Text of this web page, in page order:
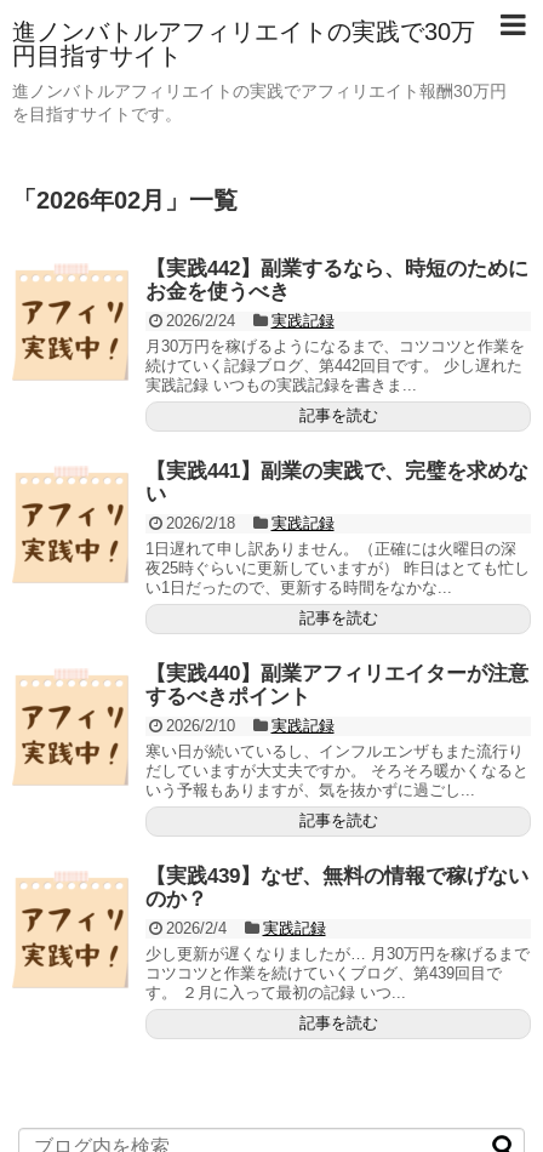
進ノンバトルアフィリエイトの実践で30万
円目指すサイト
進ノンバトルアフィリエイトの実践でアフィリエイト報酬30万円
を目指すサイトです。
「 2026年02月 」 一覧
【実践442】副業するなら、時短のために
お金を使うべき
2026/2/24
実践記録
月30万円を稼げるようになるまで、コツコツと作業を
続けていく記録ブログ、第442回目です。 少し遅れた
実践記録 いつもの実践記録を書きま...
記事を読む
【実践441】副業の実践で、完璧を求めな
い
2026/2/18
実践記録
1日遅れて申し訳ありません。（正確には火曜日の深
夜25時ぐらいに更新していますが） 昨日はとても忙し
い1日だったので、更新する時間をなかな...
記事を読む
【実践440】副業アフィリエイターが注意
するべきポイント
2026/2/10
実践記録
寒い日が続いているし、インフルエンザもまた流行り
だしていますが大丈夫ですか。 そろそろ暖かくなると
いう予報もありますが、気を抜かずに過ごし...
記事を読む
【実践439】なぜ、無料の情報で稼げない
のか？
2026/2/4
実践記録
少し更新が遅くなりましたが… 月30万円を稼げるまで
コツコツと作業を続けていくブログ、第439回目で
す。 ２月に入って最初の記録 いつ...
記事を読む